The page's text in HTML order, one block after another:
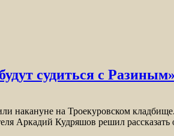
судиться с Разиным»
на Троекуровском
Аркадий Кудряшов решил